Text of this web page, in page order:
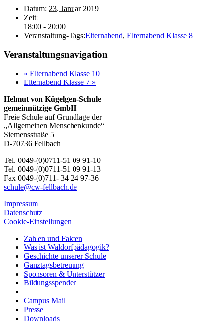
Datum: 23. Januar 2019
Zeit:
18:00 - 20:00
Veranstaltung-Tags:Elternabend, Elternabend Klasse 8
Veranstaltungsnavigation
« Elternabend Klasse 10
Elternabend Klasse 7 »
Helmut von Kügelgen-Schule
gemeinnützige GmbH
Freie Schule auf Grundlage der
„Allgemeinen Menschenkunde“
Siemensstraße 5
D-70736 Fellbach
Tel. 0049-(0)0711-51 09 91-10
Tel. 0049-(0)0711-51 09 91-13
Fax 0049-(0)711- 34 24 97-36
schule@cw-fellbach.de
Impressum
Datenschutz
Cookie-Einstellungen
Zahlen und Fakten
Was ist Waldorfpädagogik?
Geschichte unserer Schule
Ganztagsbetreuung
Sponsoren & Unterstützer
Bildungsspender
Campus Mail
Presse
Downloads